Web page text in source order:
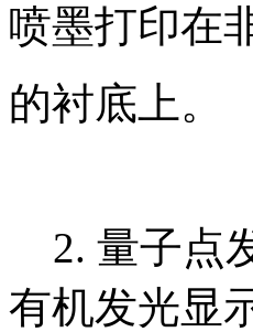
喷墨打印在
的衬底上。
2. 量子点
有机发光显